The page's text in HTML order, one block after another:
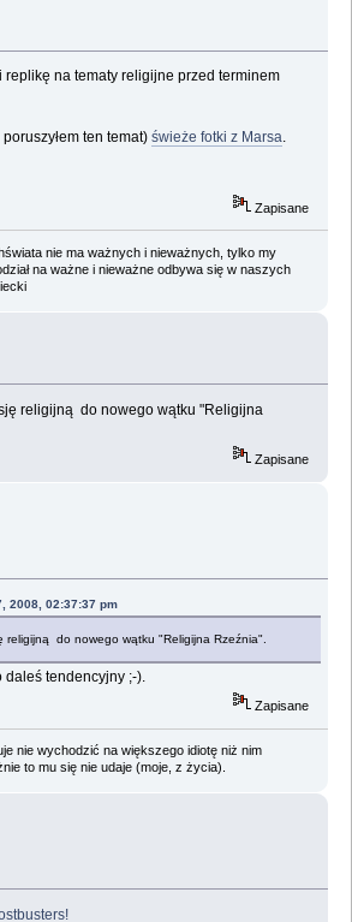
replikę na tematy religijne przed terminem
ten temat)świeże fotki z Marsa.
Zapisane
nie ma ważnych i nieważnych, tylko my
na ważne i nieważne odbywa się w naszych
religijną do nowego wątku "Religijna
Zapisane
2008, 02:37:37 pm
religijną do nowego wątku "Religijna Rzeźnia".
daleś tendencyjny ;-).
Zapisane
nie wychodzić na większego idiotę niż nim
to mu się nie udaje (moje, z życia).